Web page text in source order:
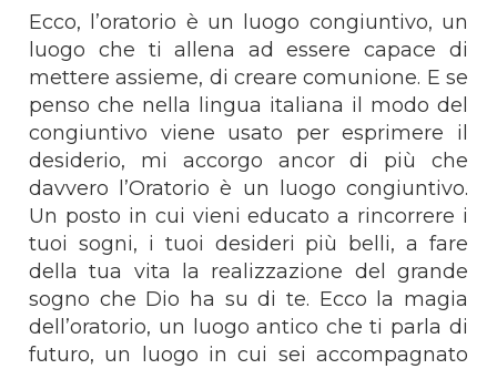
Ecco, l’oratorio è un luogo congiuntivo, un
luogo che ti allena ad essere capace di
mettere assieme, di creare comunione. E se
penso che nella lingua italiana il modo del
congiuntivo viene usato per esprimere il
desiderio, mi accorgo ancor di più che
davvero l’Oratorio è un luogo congiuntivo.
Un posto in cui vieni educato a rincorrere i
tuoi sogni, i tuoi desideri più belli, a fare
della tua vita la realizzazione del grande
sogno che Dio ha su di te. Ecco la magia
dell’oratorio, un luogo antico che ti parla di
futuro, un luogo in cui sei accompagnato